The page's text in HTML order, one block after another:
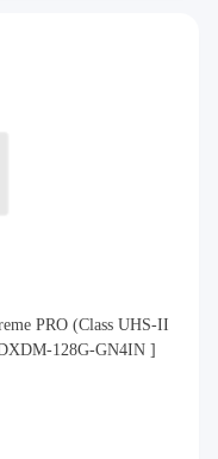
PRO (Class UHS-II
128G-GN4IN ]